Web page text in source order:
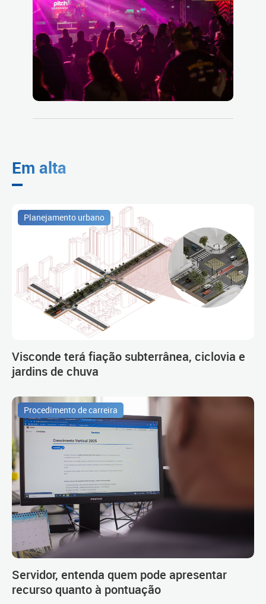
Em alta
Planejamento urbano
Visconde terá fiação subterrânea, ciclovia e
jardins de chuva
Procedimento de carreira
Servidor, entenda quem pode apresentar
recurso quanto à pontuação